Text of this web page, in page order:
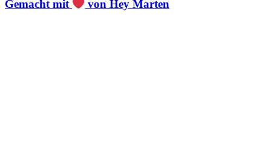
Gemacht mit
von Hey Marten